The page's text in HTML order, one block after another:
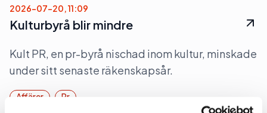
2026-07-20, 11:09
Kulturbyrå blir mindre
Kult PR, en pr-byrå nischad inom kultur, minskade
under sitt senaste räkenskapsår.
Affärer Pr